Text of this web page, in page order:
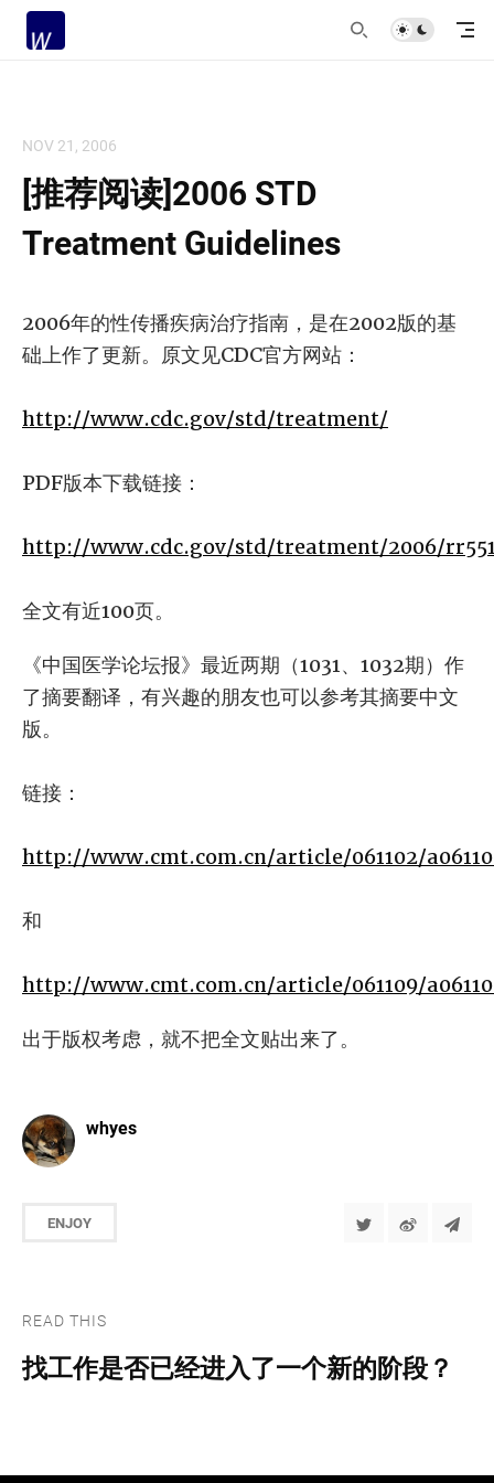
NOV 21, 2006
[推荐阅读]2006 STD
Treatment Guidelines
2006年的性传播疾病治疗指南，是在2002版的基
础上作了更新。原文见CDC官方网站：
http://www.cdc.gov/std/treatment/
PDF版本下载链接：
http://www.cdc.gov/std/treatment/2006/
全文有近100页。
《中国医学论坛报》最近两期（1031、1032期）作
了摘要翻译，有兴趣的朋友也可以参考其摘要中文
版。
链接：
http://www.cmt.com.cn/article/061102/
和
http://www.cmt.com.cn/article/061109/
出于版权考虑，就不把全文贴出来了。
whyes
ENJOY
READ THIS
找工作是否已经进入了一个新的阶段？